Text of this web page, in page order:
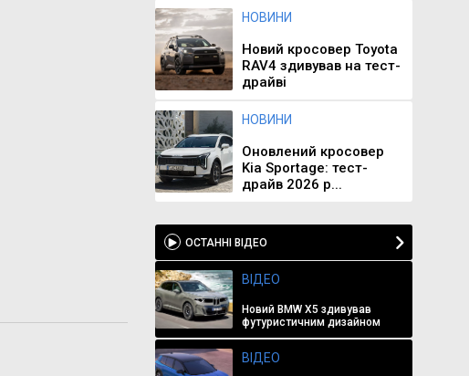
НОВИНИ
Новий кросовер Toyota
RAV4 здивував на тест-
драйві
НОВИНИ
Оновлений кросовер
Kia Sportage: тест-
драйв 2026 р...
ОСТАННІ ВІДЕО
ВІДЕО
Новий BMW X5 здивував
футуристичним дизайном
ВІДЕО